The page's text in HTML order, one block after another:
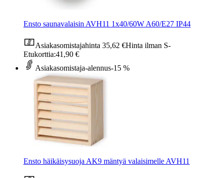
Ensto saunavalaisin AVH11 1x40/60W A60/E27 IP44
Asiakasomistajahinta 35,62 €Hinta ilman S-
Etukorttia:41,90 €
Asiakasomistaja-alennus-15 %
Ensto häikäisysuoja AK9 mäntyä valaisimelle AVH11